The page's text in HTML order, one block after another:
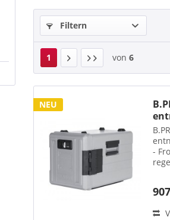
Filtern
1 von 6
NEU
-